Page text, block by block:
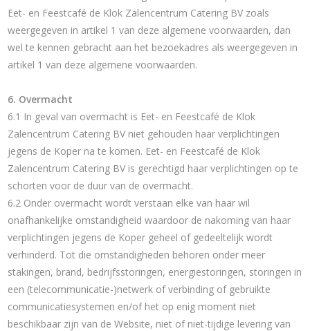
Eet- en Feestcafé de Klok Zalencentrum Catering BV zoals
weergegeven in artikel 1 van deze algemene voorwaarden, dan
wel te kennen gebracht aan het bezoekadres als weergegeven in
artikel 1 van deze algemene voorwaarden.
6. Overmacht
6.1 In geval van overmacht is Eet- en Feestcafé de Klok
Zalencentrum Catering BV niet gehouden haar verplichtingen
jegens de Koper na te komen. Eet- en Feestcafé de Klok
Zalencentrum Catering BV is gerechtigd haar verplichtingen op te
schorten voor de duur van de overmacht.
6.2 Onder overmacht wordt verstaan elke van haar wil
onafhankelijke omstandigheid waardoor de nakoming van haar
verplichtingen jegens de Koper geheel of gedeeltelijk wordt
verhinderd. Tot die omstandigheden behoren onder meer
stakingen, brand, bedrijfsstoringen, energiestoringen, storingen in
een (telecommunicatie-)netwerk of verbinding of gebruikte
communicatiesystemen en/of het op enig moment niet
beschikbaar zijn van de Website, niet of niet-tijdige levering van